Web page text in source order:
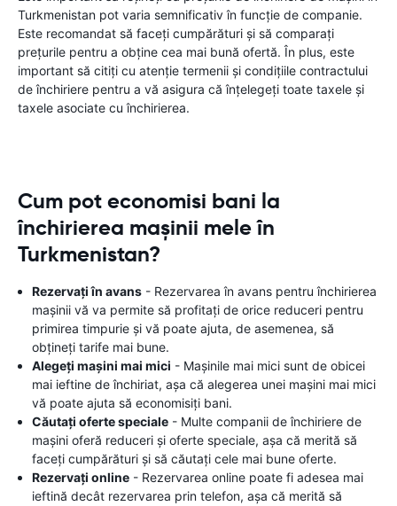
Turkmenistan pot varia semnificativ în funcție de companie.
Este recomandat să faceți cumpărături și să comparați
prețurile pentru a obține cea mai bună ofertă. În plus, este
important să citiți cu atenție termenii și condițiile contractului
de închiriere pentru a vă asigura că înțelegeți toate taxele și
taxele asociate cu închirierea.
Cum pot economisi bani la
închirierea mașinii mele în
Turkmenistan?
Rezervați în avans - Rezervarea în avans pentru închirierea
mașinii vă va permite să profitați de orice reduceri pentru
primirea timpurie și vă poate ajuta, de asemenea, să
obțineți tarife mai bune.
Alegeți mașini mai mici - Mașinile mai mici sunt de obicei
mai ieftine de închiriat, așa că alegerea unei mașini mai mici
vă poate ajuta să economisiți bani.
Căutați oferte speciale - Multe companii de închiriere de
mașini oferă reduceri și oferte speciale, așa că merită să
faceți cumpărături și să căutați cele mai bune oferte.
Rezervați online - Rezervarea online poate fi adesea mai
ieftină decât rezervarea prin telefon, așa că merită să